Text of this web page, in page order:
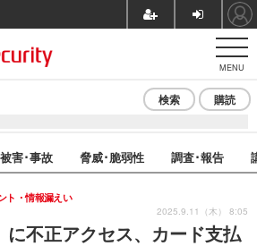
MENU
検索 購読
被害･事故 脅威･脆弱性 調査･報告
に不正アクセス、カード支払
ト・情報漏えい
2025.9.11（木） 8:05